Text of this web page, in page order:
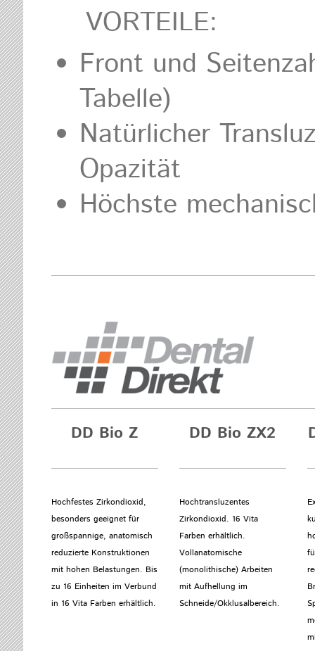
VORTEILE:
Front und
Tabelle)
Natürlicher
Opazität
Höchste
DD Bio Z
Hochfestes Zirkondioxid,
besonders geeignet für
großspannige, anatomisch
reduzierte Konstruktionen
mit hohen Belastungen. Bis
zu 16 Einheiten im Verbund
in 16 Vita Farben erhältlich.
DD Bio ZX2
Hochtransluzentes
Zirkondioxid. 16 Vita
Farben erhältlich.
Vollanatomische
(monolithische) Arbeiten
mit Aufhellung im
Schneide/Okklusalbereich.